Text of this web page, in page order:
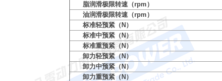
脂润滑极限转速（rpm）
油润滑极限转速（rpm）
标准轻预紧（N）
标准中预紧（N）
标准重预紧（N）
卸力轻预紧（N）
卸力中预紧（N）
卸力重预紧（N）